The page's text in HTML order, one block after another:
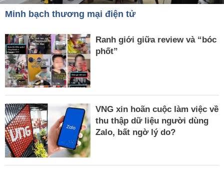
Minh bạch thương mại điện tử
Ranh giới giữa review và “bóc
phốt”
VNG xin hoãn cuộc làm việc về
thu thập dữ liệu người dùng
Zalo, bất ngờ lý do?